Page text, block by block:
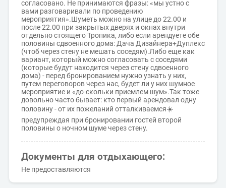
согласовано. Не принимаются фразы: «мы устно с
вами разговаривали по проведению
мероприятия».Шуметь можно на улице до 22.00 и
после 22.00 при закрытых дверях и окнах внутри
отдельно стоящего Тропика, либо если арендуете обе
половины сдвоенного дома: Дача Дизайнера+Дуплекс
(чтоб через стену не мешать соседям).Либо еще как
вариант, который можно согласовать с соседями
(которые будут находится через стену сдвоенного
дома) - перед бронированием нужно узнать у них,
путем переговоров через нас, будет ли у них шумное
мероприятие и «до-скольки приемлем шум».Так тоже
довольно часто бывает: кто первый арендовал одну
половину - от их пожеланий отталкиваемся☀️
предупреждая при бронировании гостей второй
половины о ночном шуме через стену.
Документы для отдыхающего:
Не предоставляются